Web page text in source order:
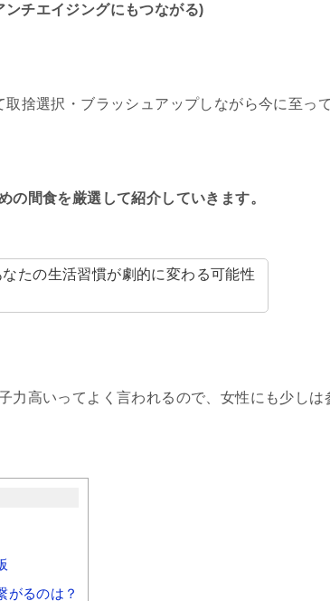
チエイジングにもつながる)
取捨選択・ブラッシュアップしながら今に至っ
の間食を厳選して紹介していきます。
たの生活習慣が劇的に変わる可能性
力高いってよく言われるので、女性にも少しは
がるのは？